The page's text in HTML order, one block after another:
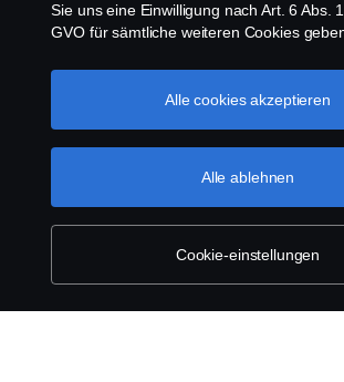
Scania Deutschland GmbH, August-Horch-
10, 56070 Koblenz, Tel. +49 261 897 0, Fax
261 897 7 203.
Sie uns eine Einwilligung nach Art. 6 Abs.
GVO für sämtliche weiteren Cookies
Diese Einwilligung ist freiwillig und kann
Zukunftswirkung widerrufen werden.
Angemessenheitsbeschlusses der
Kommission im Sinne von Art. 45 Abs. 3
festgelegt wurde, dass in den USA ein
Schutzniveau vorhanden ist. Informationen
Cookie-einstellungen
Alle ablehnen
Alle cookies akzeptieren